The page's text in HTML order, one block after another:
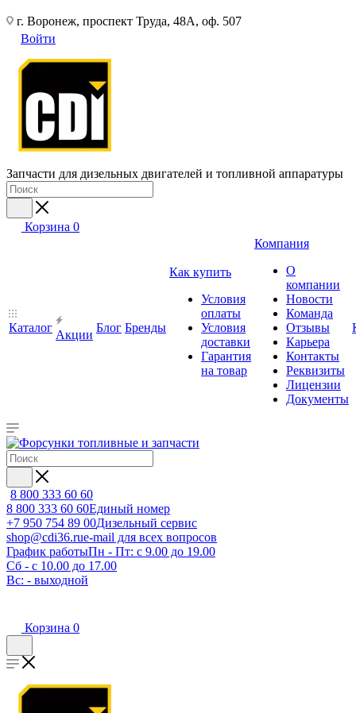
г. Воронеж, проспект Труда, 48А, оф. 507
Войти
Запчасти для дизельных двигателей и топливной аппаратуры
Корзина 0
Каталог
Акции
Блог Бренды
Как купить
Условия
оплаты
Условия
доставки
Гарантия
на товар
Компания
О
компании
Новости
Команда
Отзывы
Карьера
Контакты
Реквизиты
Лицензии
Документы
8 800 333 60 60
8 800 333 60 60Единый номер
+7 950 754 89 00Дизельный сервис
shop@cdi36.rue-mail для всех вопросов
График работыПн - Пт: с 9.00 до 19.00
Сб - с 10.00 до 17.00
Вс: - выходной
Корзина 0